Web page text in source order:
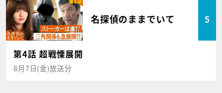
名探偵のままでいて 5
第4話 超戦慄展開
8月7日(金)放送分